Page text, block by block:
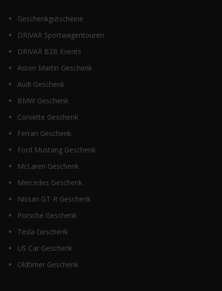
Geschenkgutscheine
DRIVAR Sportwagentouren
DRIVAR B2B Events
Aston Martin Geschenk
Audi Geschenk
BMW Geschenk
Corvette Geschenk
Ferrari Geschenk
Ford Mustang Geschenk
McLaren Geschenk
Mercedes Geschenk
Nissan GT-R Geschenk
Porsche Geschenk
Tesla Geschenk
US Car Geschenk
Oldtimer Geschenk